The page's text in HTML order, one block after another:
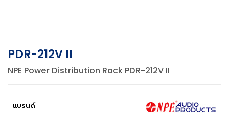
PDR-212V II
NPE Power Distribution Rack PDR-212V II
แบรนด์